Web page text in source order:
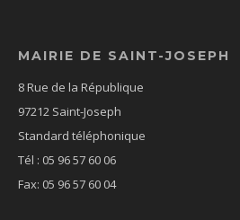
MAIRIE DE SAINT-JOSEPH
8 Rue de la République
97212 Saint-Joseph
Standard téléphonique
Tél : 05 96 57 60 06
Fax: 05 96 57 60 04